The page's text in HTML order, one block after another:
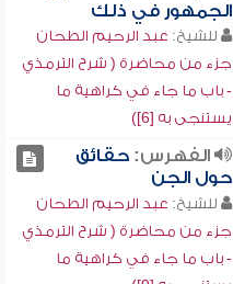
الجمهور في ذلك
للشيخ: عبد الرحيم الطحان
جزء من محاضرة ( شرح الترمذي
- باب ما جاء في كراهية ما
يستنجى به [6])
الفهرس:حقائق
حول الجن
للشيخ: عبد الرحيم الطحان
جزء من محاضرة ( شرح الترمذي
- باب ما جاء في كراهية ما